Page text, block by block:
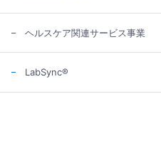
ヘルスケア関連サービス事業
LabSync®